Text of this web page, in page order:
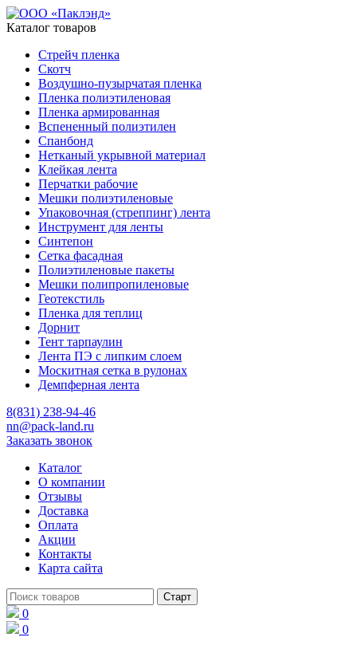
Каталог товаров
Стрейч пленка
Скотч
Воздушно-пузырчатая пленка
Пленка полиэтиленовая
Пленка армированная
Вспененный полиэтилен
Спанбонд
Нетканый укрывной материал
Клейкая лента
Перчатки рабочие
Мешки полиэтиленовые
Упаковочная (стреппинг) лента
Инструмент для ленты
Синтепон
Сетка фасадная
Полиэтиленовые пакеты
Мешки полипропиленовые
Геотекстиль
Пленка для теплиц
Дорнит
Тент тарпаулин
Лента ПЭ с липким слоем
Москитная сетка в рулонах
Демпферная лента
8(831) 238-94-46
nn@pack-land.ru
Заказать звонок
Каталог
О компании
Отзывы
Доставка
Оплата
Акции
Контакты
Карта сайта
0
0